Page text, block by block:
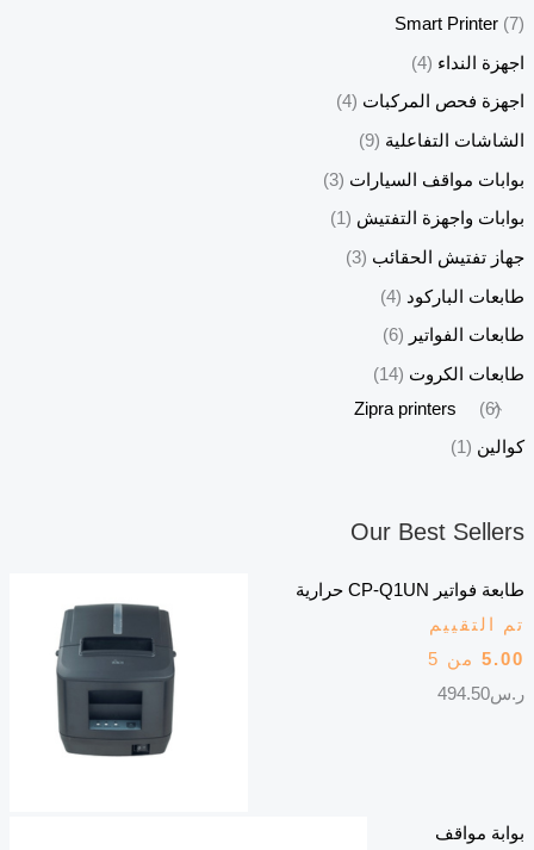
Smart Printer (7)
اجهزة النداء (4)
اجهزة فحص المركبات (4)
الشاشات التفاعلية (9)
بوابات مواقف السيارات (3)
بوابات واجهزة التفتيش (1)
جهاز تفتيش الحقائب (3)
طابعات الباركود (4)
طابعات الفواتير (6)
طابعات الكروت (14)
Zipra printers
(6)
كوالين (1)
Our Best Sellers
طابعة فواتير CP-Q1UN حرارية
تم التقييم
5.00من 5
ر.س494.50
بوابة مواقف